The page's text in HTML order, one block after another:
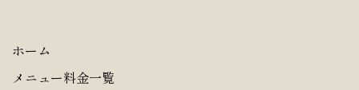
ホーム
メニュー料金一覧